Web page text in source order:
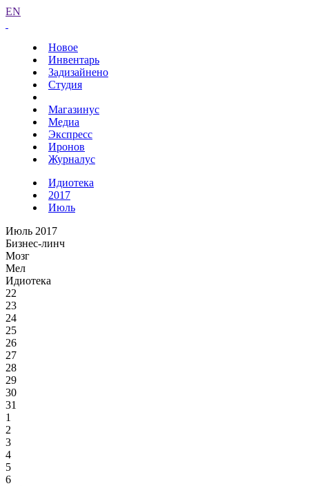
EN
Новое
Инвентарь
Задизайнено
Студия
Магазинус
Медиа
Экспресс
Иронов
Журналус
Идиотека
2017
Июль
Июль 2017
Бизнес-линч
Мозг
Мел
Идиотека
22
23
24
25
26
27
28
29
30
31
1
2
3
4
5
6